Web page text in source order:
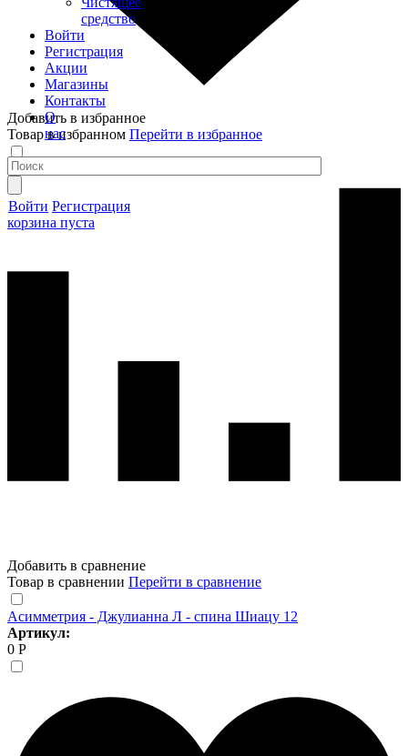
средство
Войти
Регистрация
Акции
Магазины
Контакты
О
нас
Войти Регистрация
корзина пуста
Добавить в избранное
Товар в избранном Перейти в избранное
Добавить в сравнение
Товар в сравнении Перейти в сравнение
Асимметрия - Джулианна Л - спина Шиацу 12
Артикул:
0 Р